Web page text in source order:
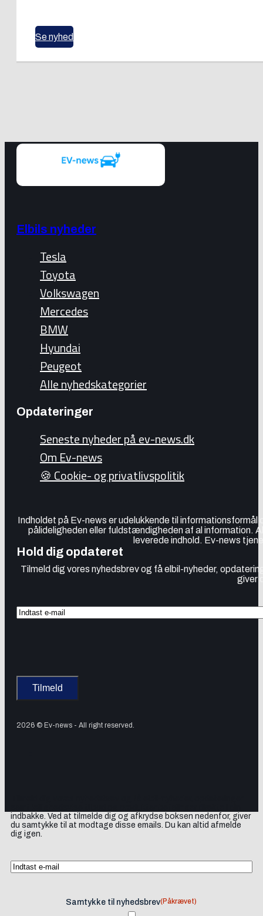
Se nyhed
Elbils nyheder
Tesla
Toyota
Volkswagen
Mercedes
BMW
Hyundai
Peugeot
Alle nyhedskategorier
Opdateringer
Seneste nyheder på ev-news.dk
Om Ev-news
🍪 Cookie- og privatlivspolitik
Indholdet på Ev-news er udelukkende til
pålideligheden eller fuldstændigheden af al information.
leverede indhold. Ev-news
Hold dig opdateret
Tilmeld dig vores nyhedsbrev og få elbil-nyheder,
giver
2026 © Ev-news - All right reserved.
indbakke. Ved at tilmelde dig og afkrydse boksen nedenfor, giver
du samtykke til at modtage disse emails. Du kan altid afmelde
dig igen.
Samtykke til nyhedsbrev(Påkrævet)